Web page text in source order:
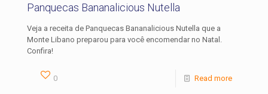
Panquecas Bananalicious Nutella
Veja a receita de Panquecas Bananalicious Nutella que a
Monte Libano preparou para você encomendar no Natal.
Confira!
0 Read more